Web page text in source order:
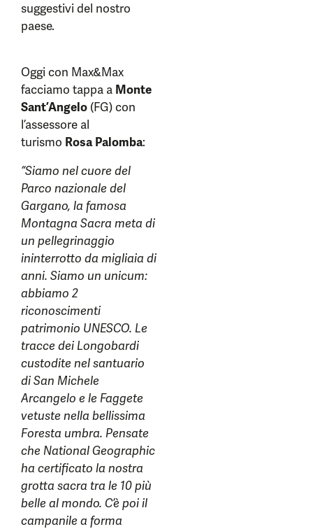
suggestivi del nostro
paese.
Oggi con Max&Max
facciamo tappa a Monte
Sant’Angelo (FG) con
l’assessore al
turismo Rosa Palomba:
“Siamo nel cuore del
Parco nazionale del
Gargano, la famosa
Montagna Sacra meta di
un pellegrinaggio
ininterrotto da migliaia di
anni. Siamo un unicum:
abbiamo 2
riconoscimenti
patrimonio UNESCO. Le
tracce dei Longobardi
custodite nel santuario
di San Michele
Arcangelo e le Faggete
vetuste nella bellissima
Foresta umbra. Pensate
che National Geographic
ha certificato la nostra
grotta sacra tra le 10 più
belle al mondo. C’è poi il
campanile a forma